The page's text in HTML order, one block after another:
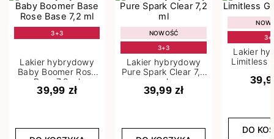
3+3
Lakier hybrydowy
Baby Boomer Rose
Base 7,2 ml
39,99 zł
NOWOŚĆ
3+3
Lakier hybrydowy
Pure Spark Clear 7,2
ml
39,99 zł
Lakier
Limitless
DO